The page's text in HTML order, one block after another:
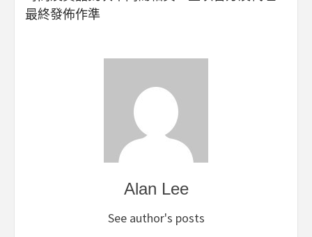
最終發佈作準
Alan Lee
See author's posts